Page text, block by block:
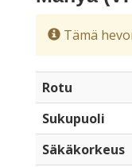
Tämä
Rotu
Sukupuoli
Säkäkorkeus